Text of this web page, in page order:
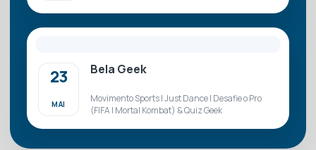
23
MAI
Bela Geek
Movimento Sports | Just Dance | Desafie o Pro
(FIFA | Mortal Kombat) & Quiz Geek